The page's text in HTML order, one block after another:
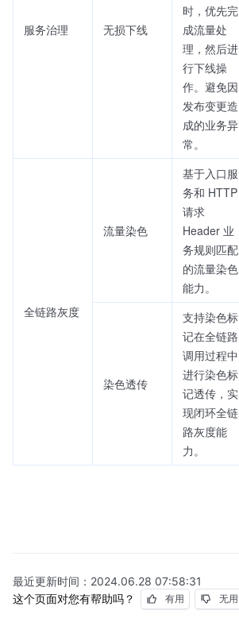
服务治理 无损下线
时，优先完
成流量处
理，然后进
行下线操
作。避免因
发布变更造
成的业务异
常。
全链路灰度
流量染色
基于入口服
务和 HTTP
请求
Header 业
务规则匹配
的流量染色
能力。
染色透传
支持染色标
记在全链路
调用过程中
进行染色标
记透传，实
现闭环全链
路灰度能
力。
最近更新时间： 2024.06.28 07:58:31
这个页面对您有帮助吗？
有用 无用